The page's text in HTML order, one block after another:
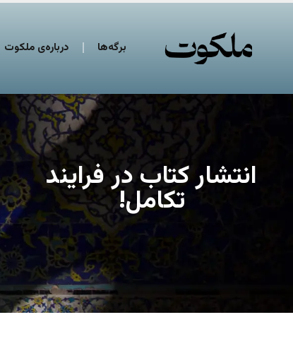
برگه‌ها درباره‌ی ملکوت
انتشار کتاب در فرایند
تکامل!